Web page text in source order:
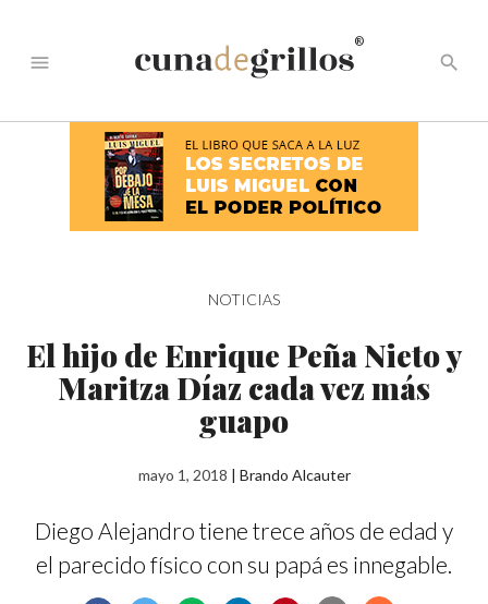
menu
®
search
NOTICIAS
El hijo de Enrique Peña Nieto y
Maritza Díaz cada vez más
guapo
mayo 1, 2018 | Brando Alcauter
Diego Alejandro tiene trece años de edad y
el parecido físico con su papá es innegable.